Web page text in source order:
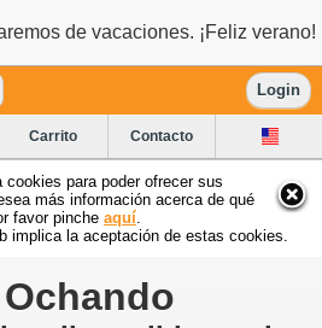
de vacaciones. ¡Feliz verano!
Login
Carrito Contacto
cookies para poder ofrecer sus
más información acerca de qué
favor pinche aquí
implica la aceptación de estas cookies.